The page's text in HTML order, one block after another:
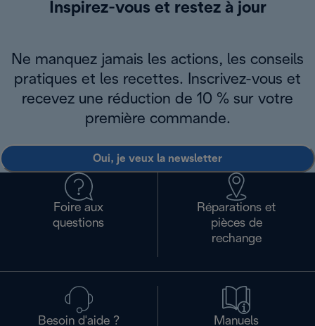
Inspirez-vous et restez à jour
Ne manquez jamais les actions, les conseils
pratiques et les recettes. Inscrivez-vous et
recevez une réduction de 10 % sur votre
première commande.
Oui, je veux la newsletter
Foire aux
questions
Réparations et
pièces de
rechange
Besoin d'aide ? Manuels